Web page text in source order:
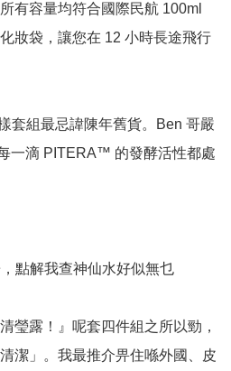
有容量均符合國際民航 100ml
妝袋，讓您在 12 小時長途飛行
套組最忌諱陳年舊貨。Ben 哥嚴
一滴 PITERA™ 的發酵活性都處
點解我查神仙水好似無乜
瑩露！』呢套四件組之所以勁，
潔」。我最推介畀住喺外國、皮